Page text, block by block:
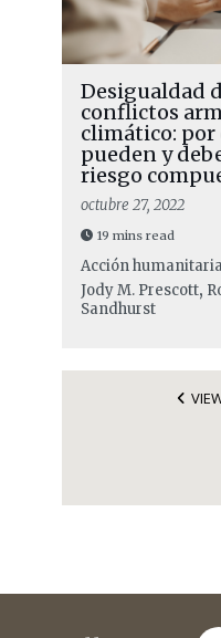
Desigualdad
conflictos
climático:
pueden y
riesgo
octubre 27, 2022
19 mins read
Acción
Jody M. Prescott,
Sandhurst